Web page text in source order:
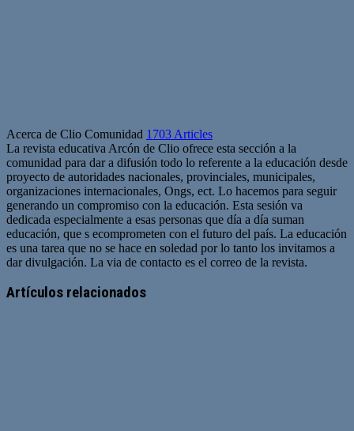
Acerca de Clio Comunidad 1703 Articles
La revista educativa Arcón de Clio ofrece esta sección a la
comunidad para dar a difusión todo lo referente a la educación desde
proyecto de autoridades nacionales, provinciales, municipales,
organizaciones internacionales, Ongs, ect. Lo hacemos para seguir
generando un compromiso con la educación. Esta sesión va
dedicada especialmente a esas personas que día a día suman
educación, que s ecomprometen con el futuro del país. La educación
es una tarea que no se hace en soledad por lo tanto los invitamos a
dar divulgación. La via de contacto es el correo de la revista.
web
Artículos relacionados